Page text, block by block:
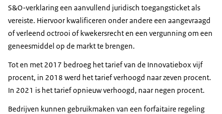
S&O-verklaring een aanvullend juridisch toegangsticket als
vereiste. Hiervoor kwalificeren onder andere een aangevraagd
of verleend octrooi of kwekersrecht en een vergunning om een
geneesmiddel op de markt te brengen.
Tot en met 2017 bedroeg het tarief van de Innovatiebox vijf
procent, in 2018 werd het tarief verhoogd naar zeven procent.
In 2021 is het tarief opnieuw verhoogd, naar negen procent.
Bedrijven kunnen gebruikmaken van een forfaitaire regeling